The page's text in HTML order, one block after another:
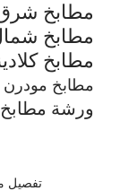
مطابخ
مطابخ
مطابخ
مطابخ مودرن
ورشة
تفصيل